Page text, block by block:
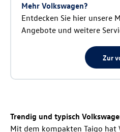
Mehr Volkswagen?
Entdecken Sie hier unsere
Angebote und weitere
Zur
Trendig und typisch
Mit dem kompakten Taigo hat